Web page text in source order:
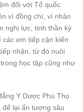
đối với Tổ quốc.
vì đồng chí, vì nhân
nghị lực, tinh thần kỷ
em tiếp cận kiến
nhận, từ đó nuôi
học tập cũng như
Y Dược Phú Thọ
để lại ấn tượng sâu